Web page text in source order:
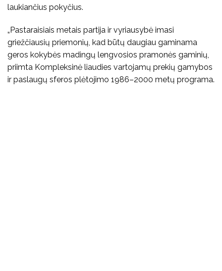
laukiančius pokyčius.
„Pastaraisiais metais partija ir vyriausybė imasi
griežčiausių priemonių, kad būtų daugiau gaminama
geros kokybės madingų lengvosios pramonės gaminių,
priimta Kompleksinė liaudies vartojamų prekių gamybos
ir paslaugų sferos plėtojimo 1986–2000 metų programa.